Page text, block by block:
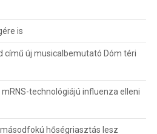
is
című új musicalbemutató Dóm téri
technológiájú influenza elleni
hőségriasztás lesz